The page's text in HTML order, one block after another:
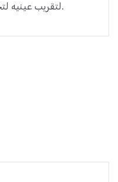
لتقريب عينيه لتحديد ما إذا كان النقر قد تم أم لا.